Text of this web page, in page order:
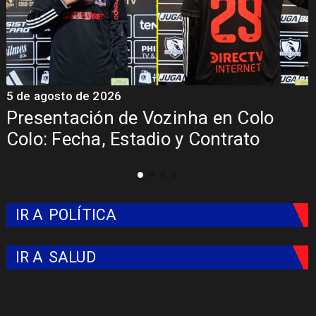
La Roja enfrentará a los anfitriones
del Mundial 2026
5 de agosto de 2026
IR A POLÍTICA
IR A SALUD